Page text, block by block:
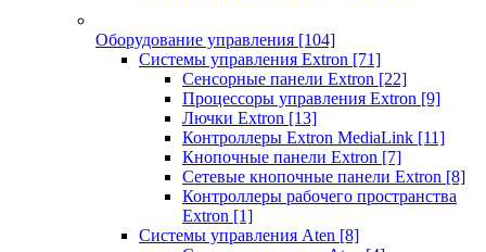
Оборудование управления [104]
Системы управления Extron [71]
Сенсорные панели Extron [22]
Процессоры управления Extron [9]
Лючки Extron [13]
Контроллеры Extron MediaLink [11]
Кнопочные панели Extron [7]
Сетевые кнопочные панели Extron [8]
Контроллеры рабочего пространства
Extron [1]
Системы управления Aten [8]